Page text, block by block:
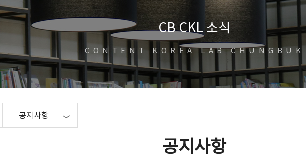
CB CKL 소식
CONTENT KOREA LAB CHUNGBUK
공지사항
공지사항